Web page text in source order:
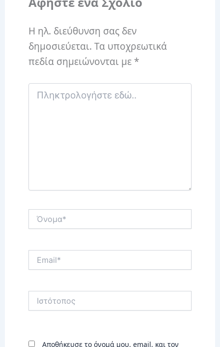
Η ηλ. διεύθυνση σας δεν
δημοσιεύεται. Τα υποχρεωτικά
πεδία σημειώνονται με *
Πληκτρολογήστε
εδώ..
Ιστότοπος
Αποθήκευσε το όνομά μου, email, και τον